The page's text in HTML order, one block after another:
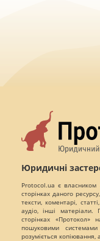
Юридичні
Protocol.ua є
сторінках даного
тексти, коментарі,
аудіо, інші
сторінках «Протокол»
пошуковими
розуміється копіювання,